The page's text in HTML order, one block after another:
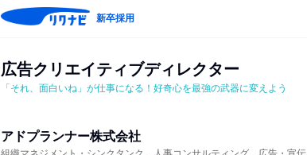
新卒採用
広告クリエイティブディレクター
「それ、面白いね」が仕事になる！好奇心を最強の武器に変えよう
アドプランナー株式会社